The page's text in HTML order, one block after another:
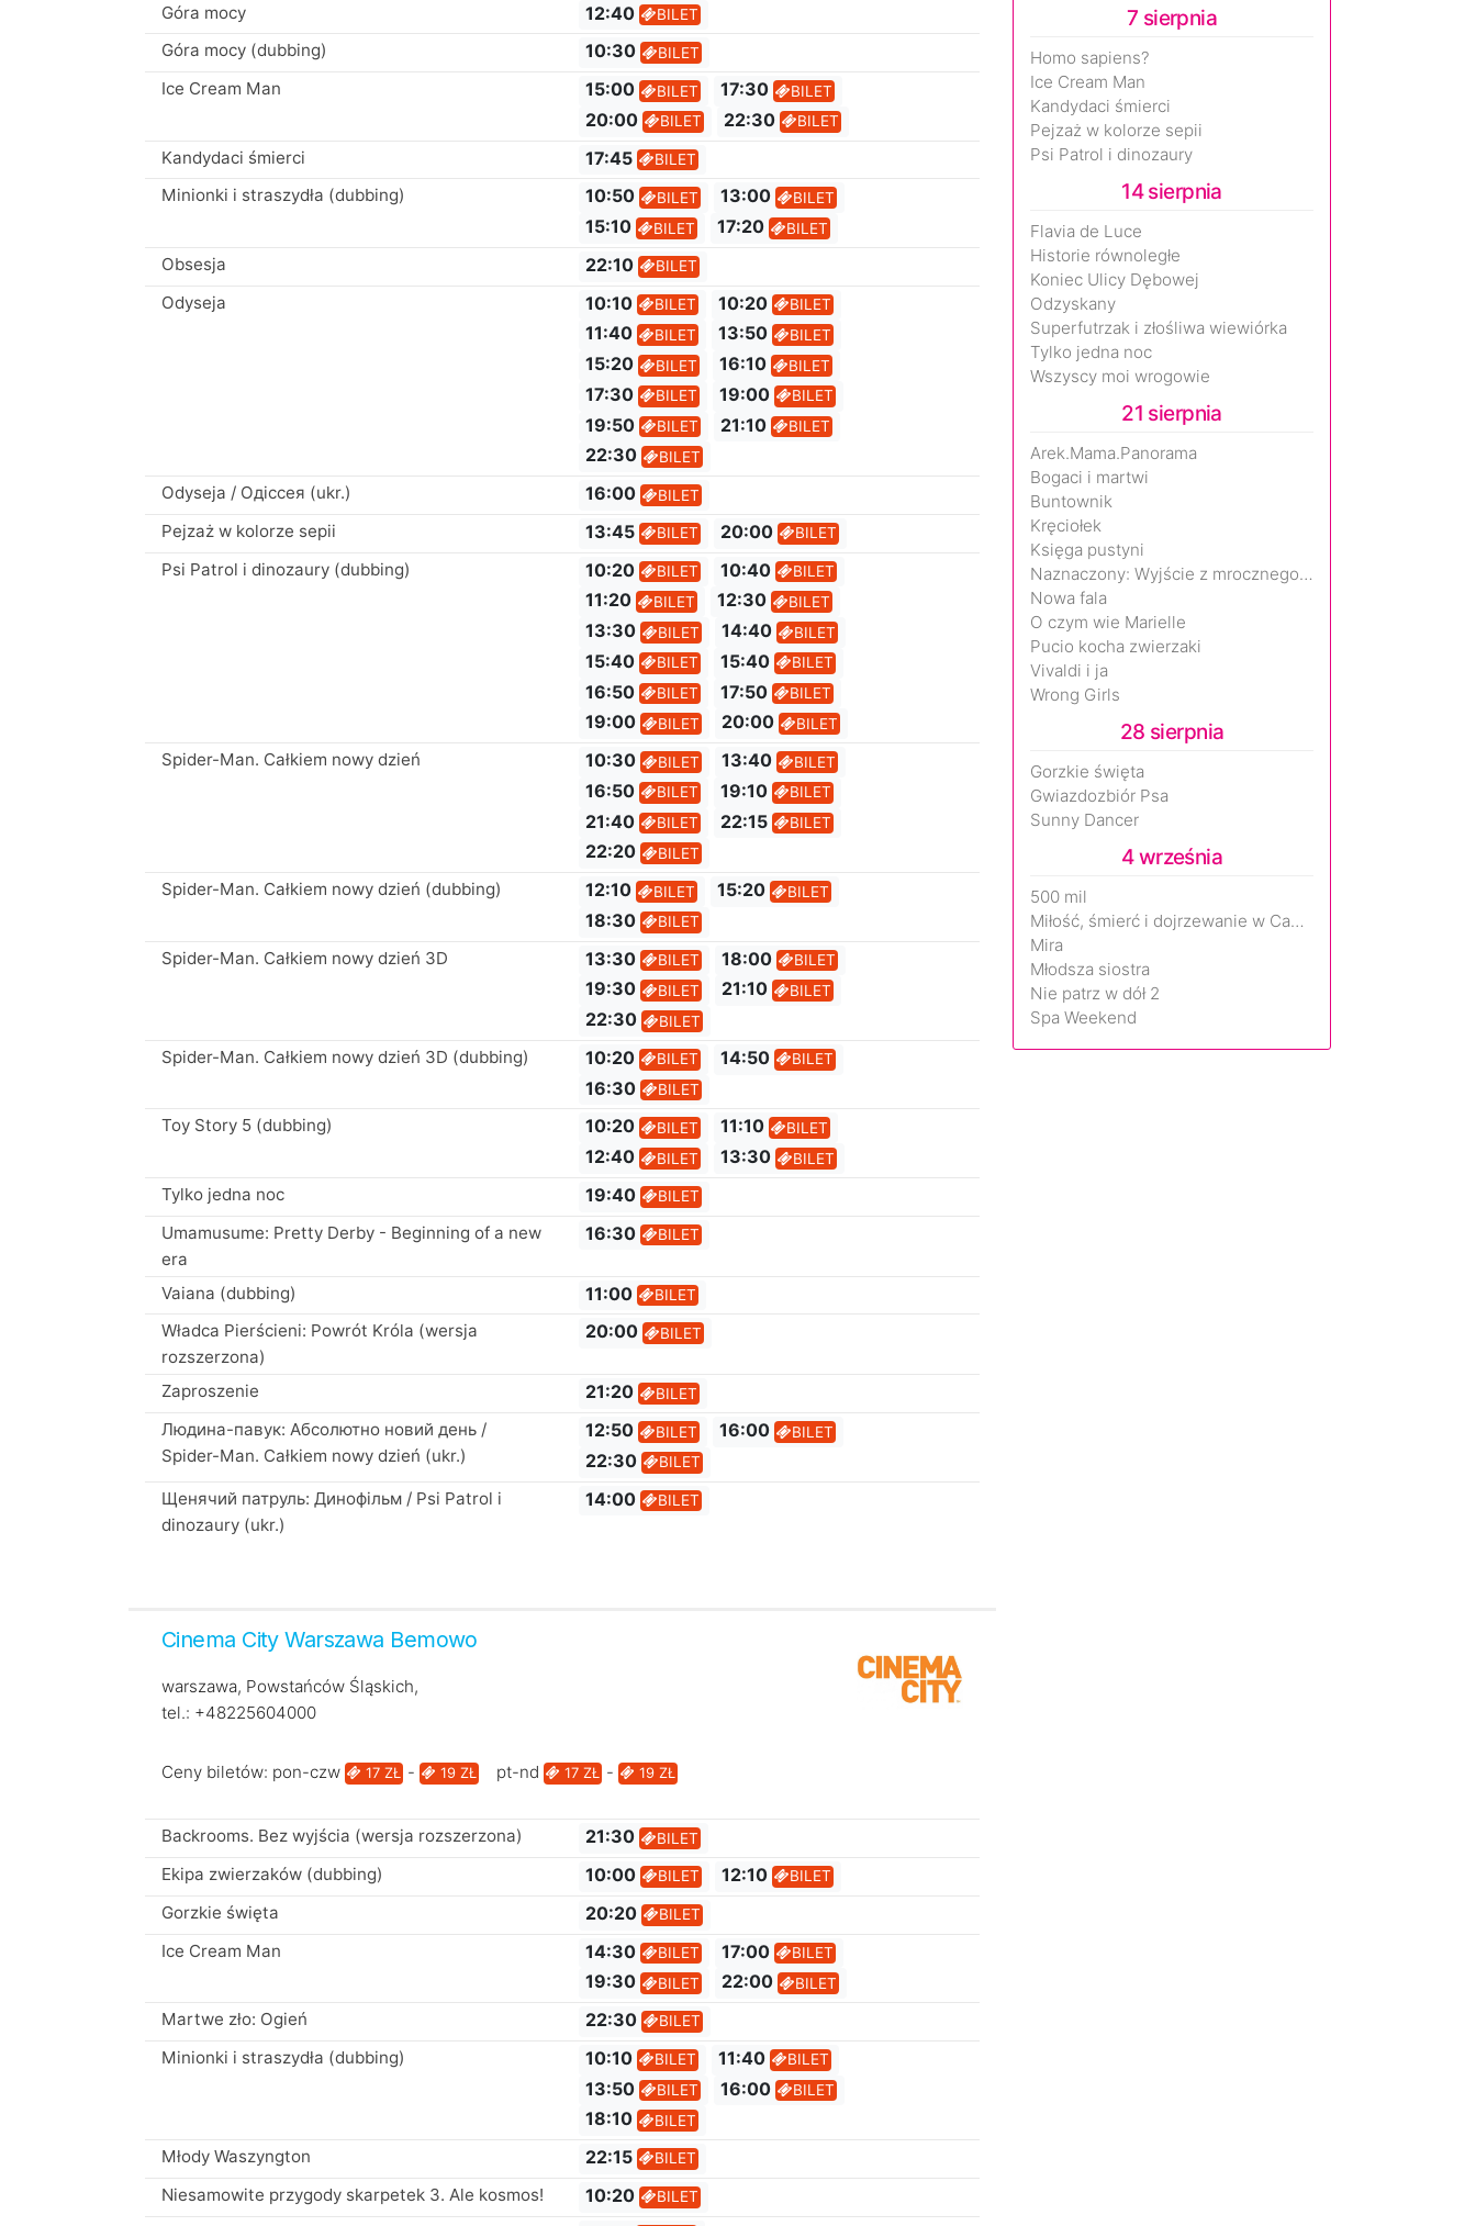
Góra mocy 12:40 BILET
Góra mocy (dubbing) 10:30 BILET
Ice Cream Man 15:00 BILET 17:30 BILET
20:00 BILET 22:30 BILET
Kandydaci śmierci 17:45 BILET
Minionki i straszydła (dubbing) 10:50 BILET 13:00 BILET
15:10 BILET 17:20 BILET
Obsesja 22:10 BILET
Odyseja 10:10 BILET 10:20 BILET
11:40 BILET 13:50 BILET
15:20 BILET 16:10 BILET
17:30 BILET 19:00 BILET
19:50 BILET 21:10 BILET
22:30 BILET
Odyseja / Одіссея (ukr.) 16:00 BILET
Pejzaż w kolorze sepii 13:45 BILET 20:00 BILET
Psi Patrol i dinozaury (dubbing) 10:20 BILET 10:40 BILET
11:20 BILET 12:30 BILET
13:30 BILET 14:40 BILET
15:40 BILET 15:40 BILET
16:50 BILET 17:50 BILET
19:00 BILET 20:00 BILET
Spider-Man. Całkiem nowy dzień 10:30 BILET 13:40 BILET
16:50 BILET 19:10 BILET
21:40 BILET 22:15 BILET
22:20 BILET
Spider-Man. Całkiem nowy dzień (dubbing) 12:10 BILET 15:20 BILET
18:30 BILET
Spider-Man. Całkiem nowy dzień 3D 13:30 BILET 18:00 BILET
19:30 BILET 21:10 BILET
22:30 BILET
Spider-Man. Całkiem nowy dzień 3D (dubbing) 10:20 BILET 14:50 BILET
16:30 BILET
Toy Story 5 (dubbing) 10:20 BILET 11:10 BILET
12:40 BILET 13:30 BILET
Tylko jedna noc 19:40 BILET
Umamusume: Pretty Derby - Beginning of a new
era
16:30 BILET
Vaiana (dubbing) 11:00 BILET
Władca Pierścieni: Powrót Króla (wersja
rozszerzona)
20:00 BILET
Zaproszenie 21:20 BILET
Людина-павук: Абсолютно новий день /
Spider-Man. Całkiem nowy dzień (ukr.)
12:50 BILET 16:00 BILET
22:30 BILET
Щенячий патруль: Динофільм / Psi Patrol i
dinozaury (ukr.)
14:00 BILET
Cinema City Warszawa Bemowo
warszawa, Powstańców Śląskich,
tel.: +48225604000
Ceny biletów: pon-czw 17 ZŁ - 19 ZŁ pt-nd 17 ZŁ - 19 ZŁ
Backrooms. Bez wyjścia (wersja rozszerzona) 21:30 BILET
Ekipa zwierzaków (dubbing) 10:00 BILET 12:10 BILET
Gorzkie święta 20:20 BILET
Ice Cream Man 14:30 BILET 17:00 BILET
19:30 BILET 22:00 BILET
Martwe zło: Ogień 22:30 BILET
Minionki i straszydła (dubbing) 10:10 BILET 11:40 BILET
13:50 BILET 16:00 BILET
18:10 BILET
Młody Waszyngton 22:15 BILET
Niesamowite przygody skarpetek 3. Ale kosmos! 10:20 BILET
7 sierpnia
Homo sapiens?
Ice Cream Man
Kandydaci śmierci
Pejzaż w kolorze sepii
Psi Patrol i dinozaury
14 sierpnia
Flavia de Luce
Historie równoległe
Koniec Ulicy Dębowej
Odzyskany
Superfutrzak i złośliwa wiewiórka
Tylko jedna noc
Wszyscy moi wrogowie
21 sierpnia
Arek.Mama.Panorama
Bogaci i martwi
Buntownik
Kręciołek
Księga pustyni
Naznaczony: Wyjście z mrocznego wymiaru
Nowa fala
O czym wie Marielle
Pucio kocha zwierzaki
Vivaldi i ja
Wrong Girls
28 sierpnia
Gorzkie święta
Gwiazdozbiór Psa
Sunny Dancer
4 września
500 mil
Miłość, śmierć i dojrzewanie w Camp Miasma
Mira
Młodsza siostra
Nie patrz w dół 2
Spa Weekend